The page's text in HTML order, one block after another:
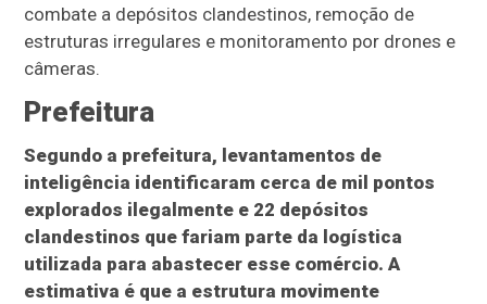
combate a depósitos clandestinos, remoção de
estruturas irregulares e monitoramento por drones e
câmeras.
Prefeitura
Segundo a prefeitura, levantamentos de
inteligência identificaram cerca de mil pontos
explorados ilegalmente e 22 depósitos
clandestinos que fariam parte da logística
utilizada para abastecer esse comércio. A
estimativa é que a estrutura movimente